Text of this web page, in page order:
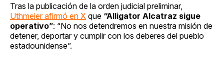
Tras la publicación de la orden judicial preliminar,
Uthmeier afirmó en X que “Alligator Alcatraz sigue
operativo”: “No nos detendremos en nuestra misión de
detener, deportar y cumplir con los deberes del pueblo
estadounidense”.